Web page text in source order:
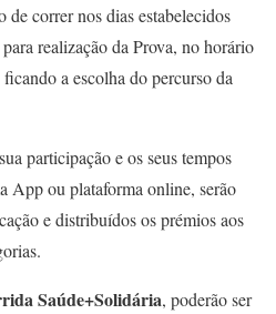
correr nos dias estabelecidos
realização da Prova, no horário
a escolha do percurso da
participação e os seus tempos
App ou plataforma online, serão
e distribuídos os prémios aos
Saúde+Solidária, poderão ser